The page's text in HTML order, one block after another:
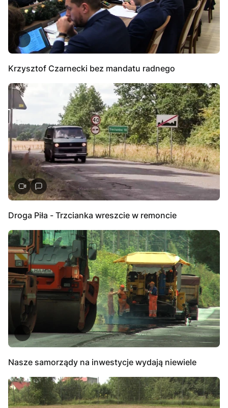
Krzysztof Czarnecki bez mandatu radnego
Droga Piła - Trzcianka wreszcie w remoncie
Nasze samorządy na inwestycje wydają niewiele